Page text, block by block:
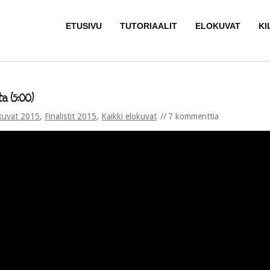
ETUSIVU TUTORIAALIT ELOKUVAT
(5:00)
2015, Finalistit 2015, Kaikki elokuvat 7 kommenttia